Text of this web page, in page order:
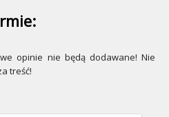
opinie nie będą dodawane! Nie
treść!